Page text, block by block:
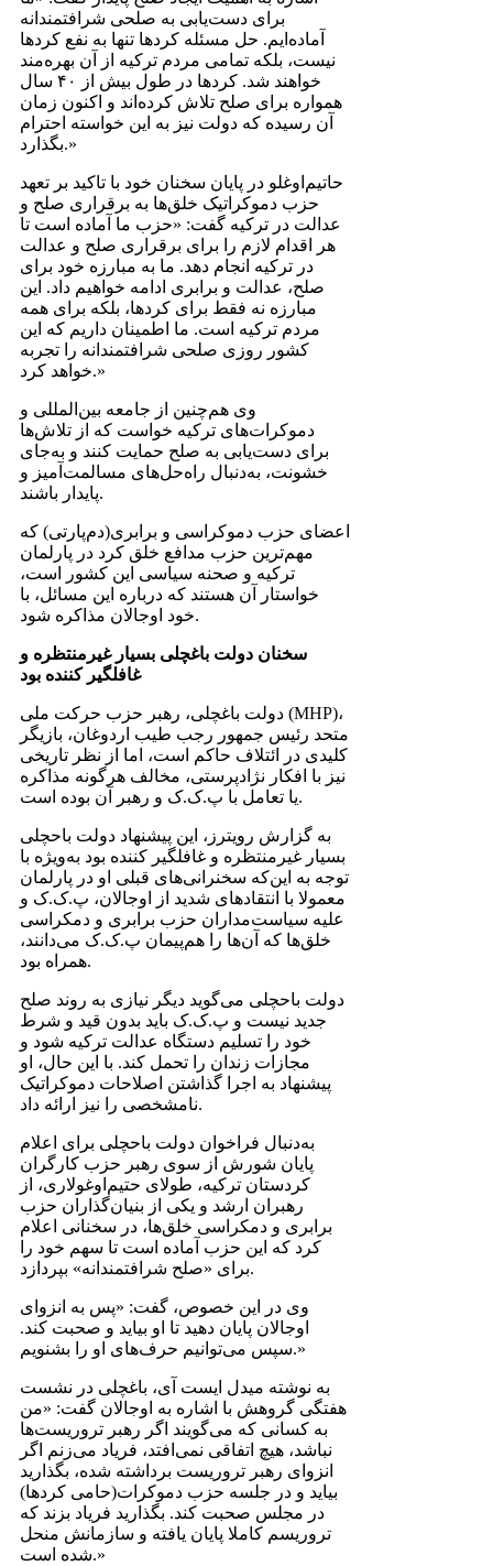
برای دست‌یابی به صلحی شرافتمندانه
آماده‌ایم. حل مسئله کردها تنها به نفع کردها
نیست، بلکه تمامی مردم ترکیه از آن بهره‌مند
خواهند شد. کردها در طول بیش از ۴۰ سال
همواره برای صلح تلاش کرده‌اند و اکنون زمان
آن رسیده که دولت نیز به این خواسته احترام
بگذارد.»
حاتیم‌اوغلو در پایان سخنان خود با تاکید بر تعهد
حزب دموکراتیک خلق‌ها به برقراری صلح و
عدالت در ترکیه گفت: «حزب ما آماده است تا
هر اقدام لازم را برای برقراری صلح و عدالت
در ترکیه انجام دهد. ما به مبارزه خود برای
صلح، عدالت و برابری ادامه خواهیم داد. این
مبارزه نه فقط برای کردها، بلکه برای همه
مردم ترکیه است. ما اطمینان داریم که این
کشور روزی صلحی شرافتمندانه را تجربه
خواهد کرد.»
وی هم‌چنین از جامعه بین‌المللی و
دموکرات‌های ترکیه خواست که از تلاش‌ها
برای دست‌یابی به صلح حمایت کنند و به‌جای
خشونت، به‌دنبال راه‌حل‌های مسالمت‌آمیز و
پایدار باشند.
اعضای حزب دموکراسی و برابری‌(دم‌پارتی) که
مهم‌ترین حزب مدافع خلق کرد در پارلمان
ترکیه و صحنه سیاسی این کشور است،
خواستار آن هستند که درباره این مسائل، با
خود اوجالان مذاکره شود.
سخنان دولت باغچلی بسیار غیرمنتظره و
غافلگیر کننده بود
دولت باغچلی، رهبر حزب حرکت ملی (MHP)،
متحد رئیس جمهور رجب طیب اردوغان، بازیگر
کلیدی در ائتلاف حاکم است، اما از نظر تاریخی
نیز با افکار نژادپرستی، مخالف هرگونه مذاکره
یا تعامل با پ.‌ک‌.ک و رهبر آن بوده است.
به گزارش رویترز، این پیشنهاد دولت باحچلی
بسیار غیرمنتظره و غافلگیر کننده بود به‌ویژه با
توجه به این‌که سخنرانی‌های قبلی او در پارلمان
معمولا با انتقاد‌های شدید از اوجالان، پ‌.ک.‌ک و
علیه سیاست‌مداران حزب برابری و دمکراسی
خلق‌ها که آن‌ها را هم‌پیمان پ.‌ک‌.ک می‌دانند،
همراه بود.
دولت باحچلی می‌گوید دیگر نیازی به روند صلح
جدید نیست و پ.‌ک‌.ک باید بدون قید و شرط
خود را تسلیم دستگاه عدالت ترکیه شود و
مجازات زندان را تحمل کند. با این حال، او
پیشنهاد به اجرا گذاشتن اصلاحات دموکراتیک
نامشخصی را نیز ارائه داد.
به‌دنبال فراخوان دولت باحچلی برای اعلام
پایان شورش از سوی رهبر حزب کارگران
کردستان ترکیه، طولای حتیم‌اوغولاری، از
رهبران ارشد و یکی از بنیان‌گذاران حزب
برابری و دمکراسی خلق‌ها، در سخنانی اعلام
کرد که این حزب آماده است تا سهم خود را
برای «صلح شرافتمندانه» بپردازد.
وی در این خصوص، گفت: «پس به انزوای
اوجالان پایان دهید تا او بیاید و صحبت کند.
سپس می‌توانیم حرف‌های او را بشنویم.»
به نوشته میدل ایست آی، باغچلی در نشست
هفتگی گروهش با اشاره به اوجالان گفت: «من
به کسانی که می‌گویند اگر رهبر تروریست‌ها
نباشد، هیچ اتفاقی نمی‌افتد، فریاد می‌زنم اگر
انزوای رهبر تروریست برداشته شده، بگذارید
بیاید و در جلسه حزب دموکرات‌(حامی کردها)
در مجلس صحبت کند. بگذارید فریاد بزند که
تروریسم کاملا پایان یافته و سازمانش منحل
شده است.»